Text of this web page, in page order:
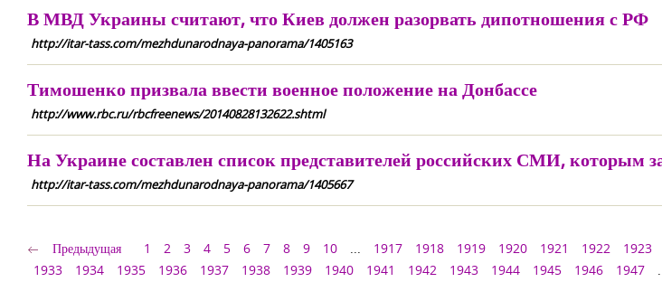
В МВД Украины считают, что Киев должен разорвать дипотношения с РФ
http://itar-tass.com/mezhdunarodnaya-panorama/1405163
Тимошенко призвала ввести военное положение на Донбассе
http://www.rbc.ru/rbcfreenews/20140828132622.shtml
На Украине составлен список представителей российских СМИ, которым
http://itar-tass.com/mezhdunarodnaya-panorama/1405667
Предыдущая 1 2 3 4 5 6 7 8 9 10 ... 1917 1918 1919 1920 1921 1922 1923
1933 1934 1935 1936 1937 1938 1939 1940 1941 1942 1943 1944 1945 1946 1947